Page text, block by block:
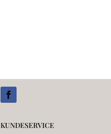
KUNDESERVICE